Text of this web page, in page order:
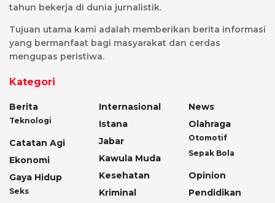
tahun bekerja di dunia jurnalistik.
Tujuan utama kami adalah memberikan berita informasi
yang bermanfaat bagi masyarakat dan cerdas
mengupas peristiwa.
Kategori
Berita
Teknologi
Catatan Agi
Ekonomi
Gaya Hidup
Seks
Internasional
Istana
Jabar
Kawula Muda
Kesehatan
Kriminal
News
Olahraga
Otomotif
Sepak Bola
Opinion
Pendidikan